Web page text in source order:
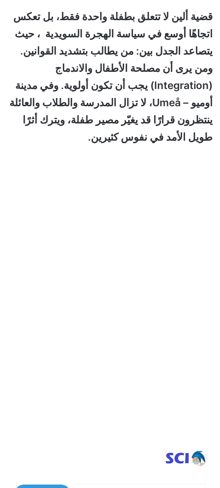
قضية ألين لا تتعلق بطفلة واحدة فقط، بل تعكس
اتجاهًا أوسع في سياسة الهجرة السويدية ، حيث
يتصاعد الجدل بين: من يطالب بتشديد القوانين.
ومن يرى أن مصلحة الأطفال والاندماج
(Integration) يجب أن تكون أولوية. وفي مدينة
أوميو – Umeå، لا تزال المدرسة والطلاب والعائلة
ينتظرون قرارًا قد يغيّر مصير طفلة، ويترك أثرًا
طويل الأمد في نفوس كثيرين.